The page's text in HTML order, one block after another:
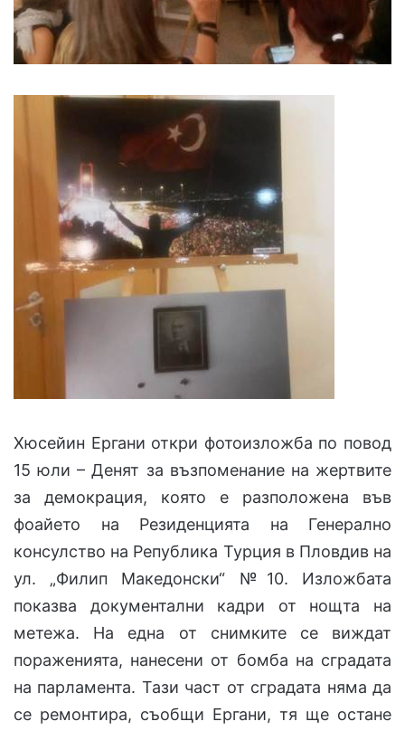
Хюсейин Ергани откри фотоизложба по повод
15 юли – Денят за възпоменание на жертвите
за демокрация, която е разположена във
фоайето на Резиденцията на Генерално
консулство на Република Турция в Пловдив на
ул. „Филип Македонски“ №10. Изложбата
показва документални кадри от нощта на
метежа. На една от снимките се виждат
пораженията, нанесени от бомба на сградата
на парламента. Тази част от сградата няма да
се ремонтира, съобщи Ергани, тя ще остане